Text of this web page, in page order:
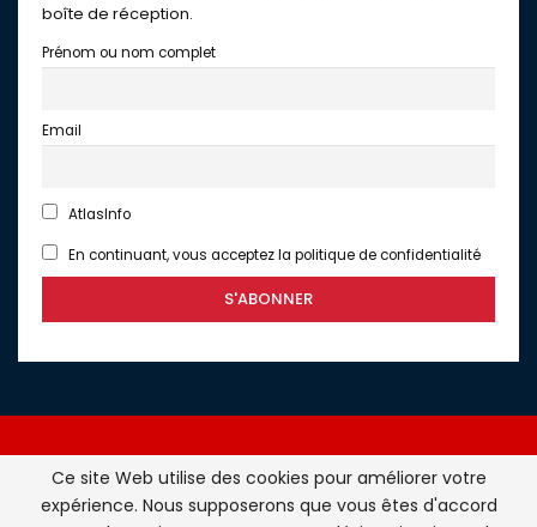
boîte de réception.
Prénom ou nom complet
Email
AtlasInfo
En continuant, vous acceptez la politique de confidentialité
Atlasinfo.fr : l'essentiel de l'actualité de la France et du
Ce site Web utilise des cookies pour améliorer votre
expérience. Nous supposerons que vous êtes d'accord